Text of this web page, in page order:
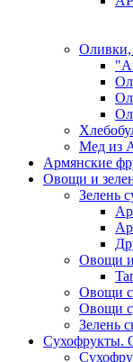
Оливки,
Мед из
Армянские
Овощи и
Зелень
Овощи и
Овощи
Овощи
Зелень
Сухофрукты.